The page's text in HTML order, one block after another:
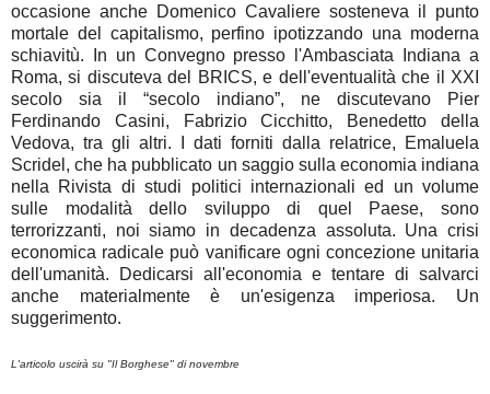
occasione anche Domenico Cavaliere sosteneva il punto
mortale del capitalismo, perfino ipotizzando una moderna
schiavitù. In un Convegno presso l'Ambasciata Indiana a
Roma, si discuteva del BRICS, e dell'eventualità che il XXI
secolo sia il “secolo indiano”, ne discutevano Pier
Ferdinando Casini, Fabrizio Cicchitto, Benedetto della
Vedova, tra gli altri. I dati forniti dalla relatrice, Emaluela
Scridel, che ha pubblicato un saggio sulla economia indiana
nella Rivista di studi politici internazionali ed un volume
sulle modalità dello sviluppo di quel Paese, sono
terrorizzanti, noi siamo in decadenza assoluta. Una crisi
economica radicale può vanificare ogni concezione unitaria
dell'umanità. Dedicarsi all'economia e tentare di salvarci
anche materialmente è un'esigenza imperiosa. Un
suggerimento.
L'articolo uscirà su "Il Borghese" di novembre